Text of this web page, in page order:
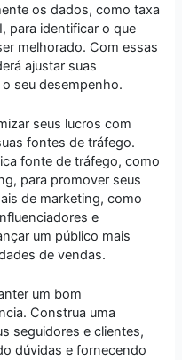
os dados, como taxa
para identificar o que
melhorado. Com essas
ajustar suas
seu desempenho.
seus lucros com
fontes de tráfego.
fonte de tráfego, como
para promover seus
de marketing, como
e
um público mais
de vendas.
um bom
Construa uma
seguidores e clientes,
dúvidas e fornecendo